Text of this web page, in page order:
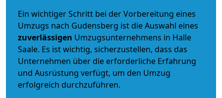
Ein wichtiger Schritt bei der Vorbereitung eines
Umzugs nach Gudensberg ist die Auswahl eines
zuverlässigen Umzugsunternehmens in Halle
Saale. Es ist wichtig, sicherzustellen, dass das
Unternehmen über die erforderliche Erfahrung
und Ausrüstung verfügt, um den Umzug
erfolgreich durchzuführen.